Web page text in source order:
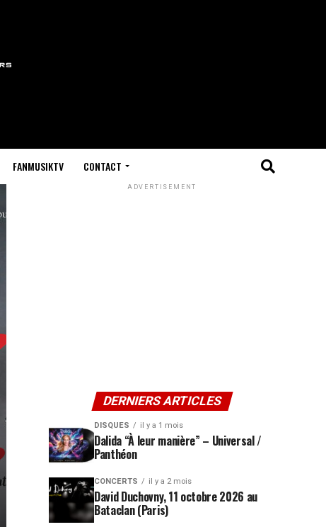
FANMUSIKTV CONTACT
ADVERTISEMENT
DERNIERS ARTICLES
DISQUES il y a 1 mois
Dalida “À leur manière” – Universal /
Panthéon
CONCERTS il y a 2 mois
David Duchovny, 11 octobre 2026 au
Bataclan (Paris)